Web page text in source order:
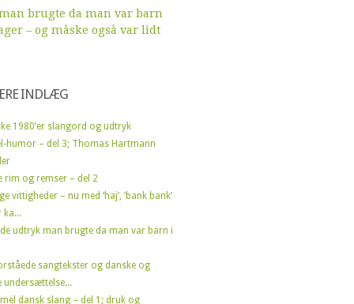
brugte da man var barn
– og måske også var lidt
INDLÆG
1980’er slangord og udtryk
humor – del 3; Thomas Hartmann
rim og remser – del 2
vittigheder – nu med ‘haj’, ‘bank bank’
ka...
udtryk man brugte da man var barn i
sangtekster og danske og
undersættelse...
dansk slang – del 1; druk og